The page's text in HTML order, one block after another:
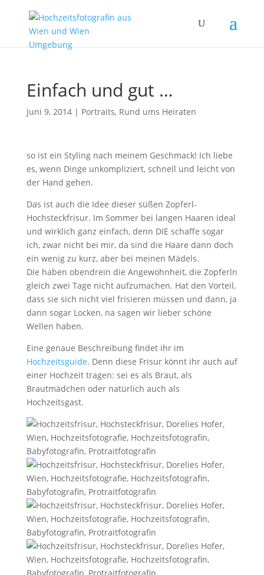
Einfach und gut …
Juni 9, 2014| Portraits, Rund ums Heiraten
so ist ein Styling nach meinem Geschmack! Ich liebe
es, wenn Dinge unkompliziert, schnell und leicht von
der Hand gehen.
Das ist auch die Idee dieser süßen Zopferl-
Hochsteckfrisur. Im Sommer bei langen Haaren ideal
und wirklich ganz einfach, denn DIE schaffe sogar
ich, zwar nicht bei mir, da sind die Haare dann doch
ein wenig zu kurz, aber bei meinen Mädels.
Die haben obendrein die Angewohnheit, die Zopferln
gleich zwei Tage nicht aufzumachen. Hat den Vorteil,
dass sie sich nicht viel frisieren müssen und dann, ja
dann sogar Locken, na sagen wir lieber schöne
Wellen haben.
Eine genaue Beschreibung findet ihr im
Hochzeitsguide. Denn diese Frisur könnt ihr auch auf
einer Hochzeit tragen: sei es als Braut, als
Brautmädchen oder natürlich auch als
Hochzeitsgast.